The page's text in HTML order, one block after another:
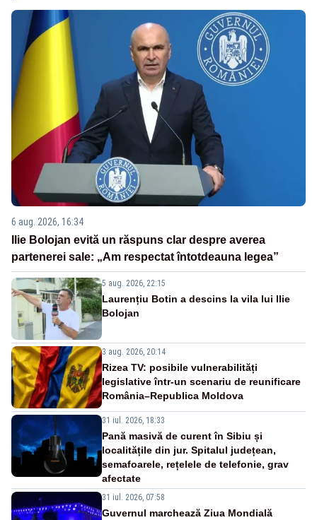
6 aug. 2026, 16:34
Ilie Bolojan evită un răspuns clar despre averea
partenerei sale: „Am respectat întotdeauna legea”
5 aug. 2026, 22:15
Laurențiu Botin a descins la vila lui Ilie
Bolojan
3 aug. 2026, 20:14
Rizea TV: posibile vulnerabilități
legislative într-un scenariu de reunificare
România–Republica Moldova
31 iul. 2026, 18:33
Pană masivă de curent în Sibiu și
localitățile din jur. Spitalul județean,
semafoarele, rețelele de telefonie, grav
afectate
31 iul. 2026, 07:58
Guvernul marchează Ziua Mondială